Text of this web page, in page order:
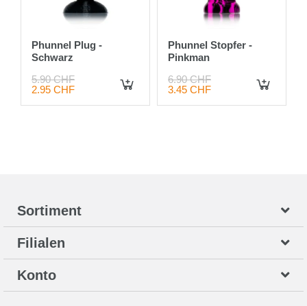
Phunnel Plug -
Schwarz
5.90 CHF
2.95 CHF
Phunnel Stopfer -
Pinkman
6.90 CHF
3.45 CHF
Sortiment
Filialen
Konto